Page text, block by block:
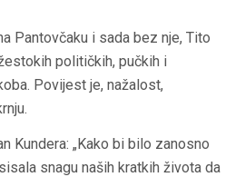
Pantovčaku i sada bez nje, Tito
političkih, pučkih i
Povijest je, nažalost,
Kundera: „Kako bi bilo zanosno
snagu naših kratkih života da